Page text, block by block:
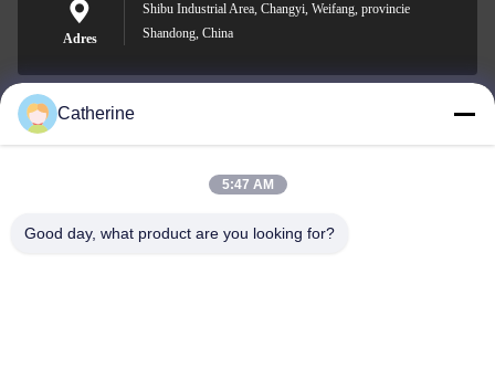
Adres
Shibu Industrial Area, Changyi, Weifang, provincie
Shandong, China
padraic@huayumachine.cn
Catherine
5:47 AM
Good day, what product are you looking for?